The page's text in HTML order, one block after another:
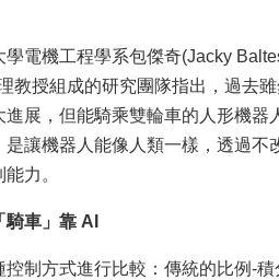
學電機工程學系包傑奇(Jacky
教授組成的研究團隊指出，過去
進展，但能騎乘雙輪車的人形機器
是讓機器人能像人類一樣，透過不
力。
騎車」靠 AI
控制方式進行比較：傳統的比例-